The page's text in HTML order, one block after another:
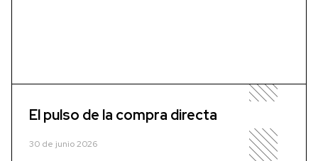
El pulso de la compra directa
30 de junio 2026